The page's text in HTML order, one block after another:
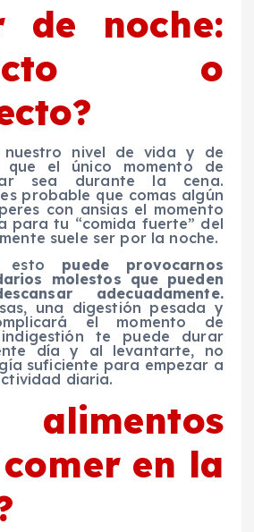
de noche:
o
nuestro nivel de vida y de
que el único momento de
sea durante la cena.
probable que comas algún
con ansias el momento
para tu “comida fuerte” del
suele ser por la noche.
esto puede provocarnos
molestos que pueden
adecuadamente.
una digestión pesada y
el momento de
indigestión te puede durar
día y al levantarte, no
suficiente para empezar a
diaria.
alimentos
en la